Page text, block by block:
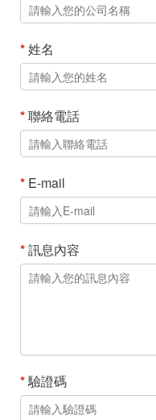
*姓名
*聯絡電話
* E-mail
*訊息內容
*驗證碼